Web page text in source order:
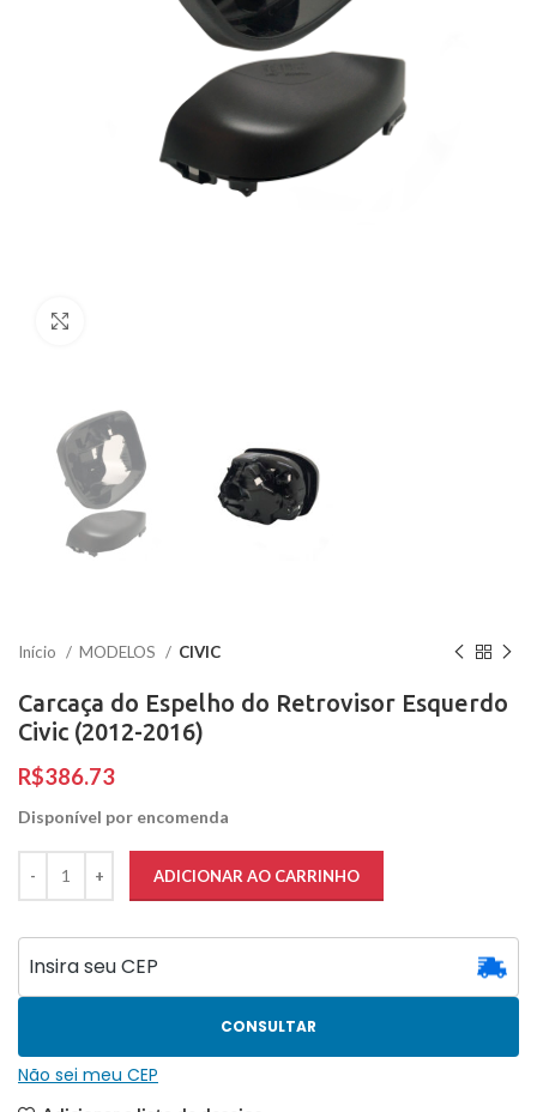
Início MODELOS CIVIC
Carcaça do Espelho do Retrovisor Esquerdo
Civic (2012-2016)
R$
Disponível por encomenda
ADICIONAR AO CARRINHO
CONSULTAR
Não sei meu CEP